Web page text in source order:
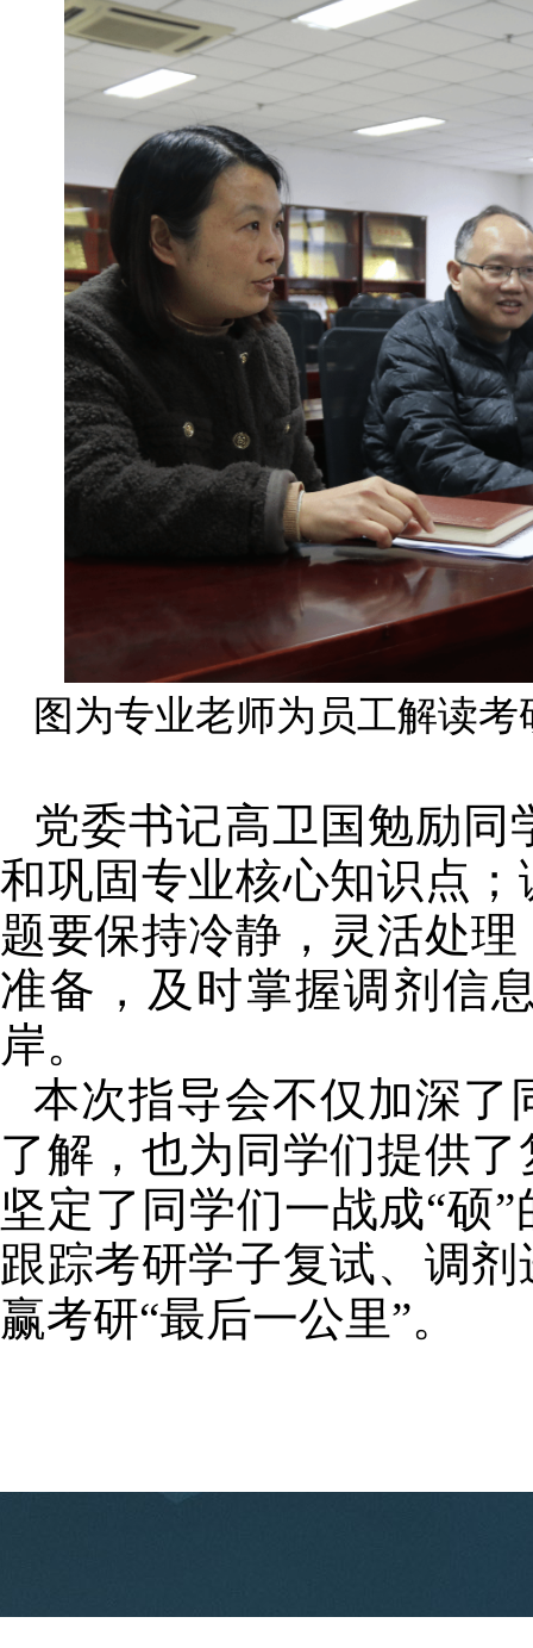
图为专业老师为员工解读
党委书记高卫国勉励同
和巩固专业核心知识点
题要保持冷静，灵活处
准备，及时掌握调剂信
岸。
本次指导会不仅加深了
了解，也为同学们提供
坚定了同学们一战成“硕
跟踪考研学子复试、调
赢考研“最后一公里”。